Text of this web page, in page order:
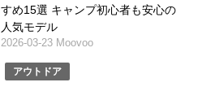
すめ15選 キャンプ初心者も安心の
人気モデル
2026-03-23 Moovoo
アウトドア